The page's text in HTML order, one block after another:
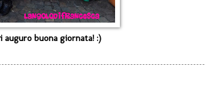
buona giornata! :)